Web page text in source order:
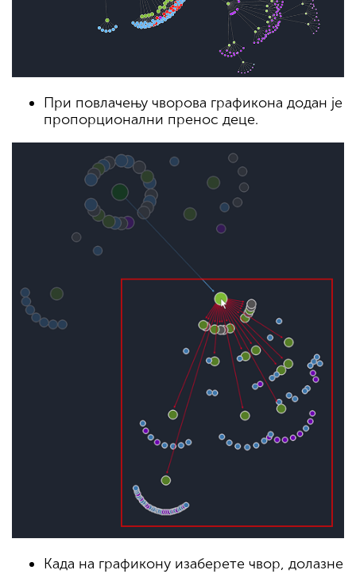
При повлачењу чворова графикона додан је
пропорционални пренос деце.
Када на графикону изаберете чвор, долазне